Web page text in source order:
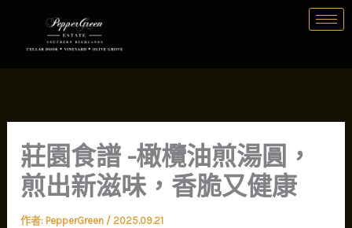
容
莊園食譜 -橄欖油煎湯圓，
煎出新滋味，香脆又健康
作者: PepperGreen / 2025.09.21